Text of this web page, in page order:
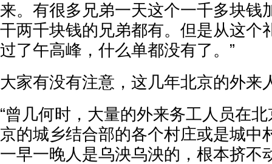
来。有很多兄弟一天这个一千多块钱
干两千块钱的兄弟都有。但是从这个
过了午高峰，什么单都没有了。”
大家有没有注意，这几年北京的外来
“曾几何时，大量的外来务工人员在
京的城乡结合部的各个村庄或是城中
一早一晚人是乌泱乌泱的，根本挤不